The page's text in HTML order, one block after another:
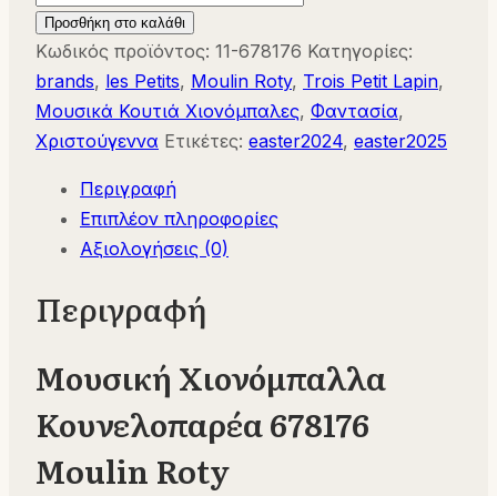
Χιονόμπαλλα
Κουνελοπαρέα
678176
Moulin
Roty
Προσθήκη στο καλάθι
Κωδικός προϊόντος: 11-678176 Κατηγορίες:
brands, les Petits, Moulin Roty, Trois Petit Lapin,
Μουσικά Κουτιά Χιονόμπαλες, Φαντασία,
Χριστούγεννα Ετικέτες: easter2024, easter2025
Περιγραφή
Επιπλέον πληροφορίες
Αξιολογήσεις (0)
Περιγραφή
Μουσική Χιονόμπαλλα
Κουνελοπαρέα 678176
Moulin Roty